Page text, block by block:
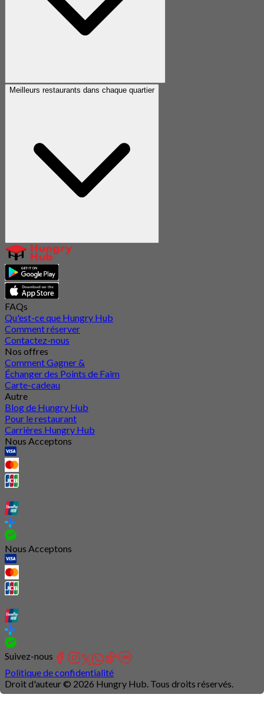
Meilleurs restaurants dans chaque quartier
FAQs
Qu'est-ce que Hungry Hub
Comment réserver
Contactez-nous
Nos offres
Comment Gagner &
Échanger des Points de Faim
Carte-cadeau
Autre
Blog de Hungry Hub
Pour le restaurant
Carrières Hungry Hub
Nous Acceptons
Nous Acceptons
Suivez-nous
Politique de confidentialité
Droit d'auteur © 2026 Hungry Hub. Tous droits réservés.
Connection